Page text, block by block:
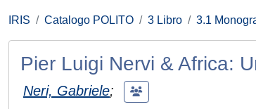
IRIS Catalogo POLITO 3 Libro 3.1
Pier Luigi Nervi & Africa:
Neri, Gabriele;